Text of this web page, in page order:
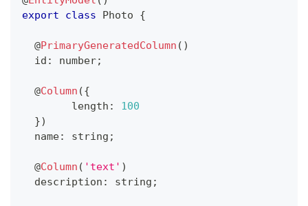
export
class Photo {
@PrimaryGeneratedColumn ( )
  id
: number;
@Column ({
  	length
:
100
})
  name
: string ;
@Column ( 'text' )
  description
: string ;